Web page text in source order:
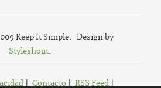
Keep It Simple. Design by
Styleshout.
| Contacto| RSS Feed|